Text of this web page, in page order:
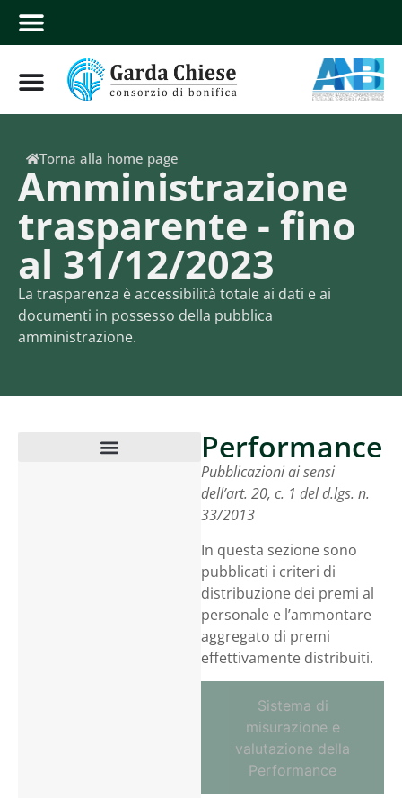
Amministrazione
trasparente - fino
al 31/12/2023
La trasparenza è accessibilità totale ai dati e ai
documenti in possesso della pubblica
amministrazione.
Torna alla home page
Performance
Pubblicazioni ai sensi
dell’art. 20, c. 1 del d.lgs. n.
33/2013
In questa sezione sono
pubblicati i criteri di
distribuzione dei premi al
personale e l’ammontare
aggregato di premi
effettivamente distribuiti.
Sistema di
misurazione e
valutazione della
Performance